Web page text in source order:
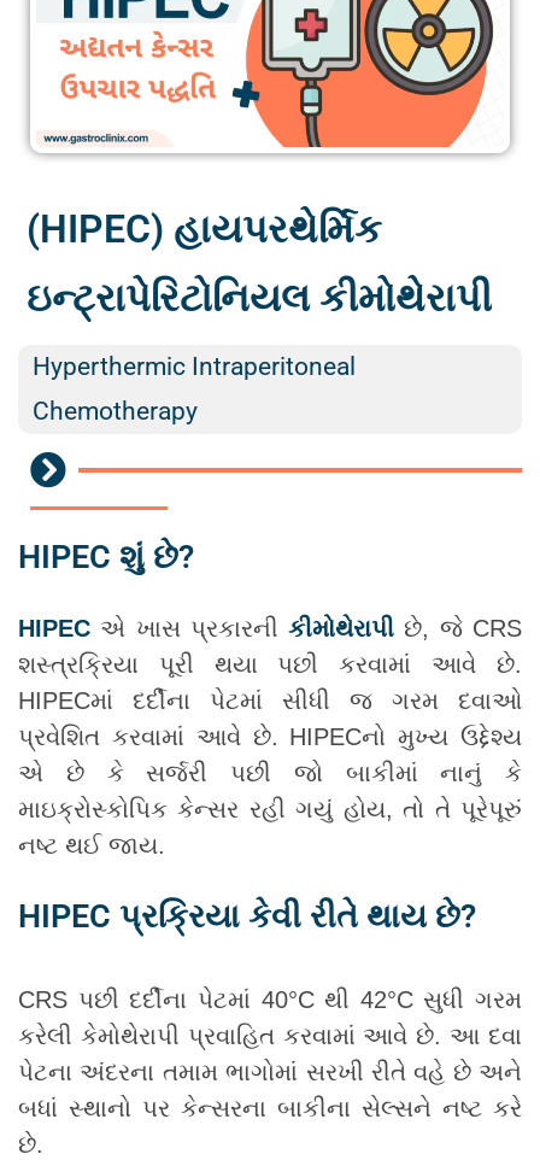
(HIPEC) હાયપરથેર્મિક
ઇન્ટ્રાપેરિટોનિયલ કીમોથેરાપી
Hyperthermic Intraperitoneal
Chemotherapy
HIPEC શું છે?
HIPEC એ ખાસ પ્રકારનીકીમોથેરાપી છે, જે CRS
શસ્ત્રક્રિયા પૂરી થયા પછી કરવામાં આવે છે.
HIPECમાં દર્દીના પેટમાં સીધી જ ગરમ દવાઓ
પ્રવેશિત કરવામાં આવે છે. HIPECનો મુખ્ય ઉદ્દેશ્ય
એ છે કે સર્જરી પછી જો બાકીમાં નાનું કે
માઇક્રોસ્કોપિક કેન્સર રહી ગયું હોય, તો તે પૂરેપૂરું
નષ્ટ થઈ જાય.
HIPEC પ્રક્રિયા કેવી રીતે થાય છે?
CRS પછી દર્દીના પેટમાં 40°C થી 42°C સુધી ગરમ
કરેલી કેમોથેરાપી પ્રવાહિત કરવામાં આવે છે. આ દવા
પેટના અંદરના તમામ ભાગોમાં સરખી રીતે વહે છે અને
બધાં સ્થાનો પર કેન્સરના બાકીના સેલ્સને નષ્ટ કરે
છે.